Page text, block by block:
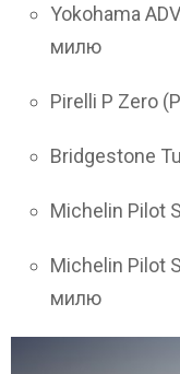
Yokohama
милю
Pirelli P Zero
Bridgestone
Michelin Pilot
Michelin Pilot
милю